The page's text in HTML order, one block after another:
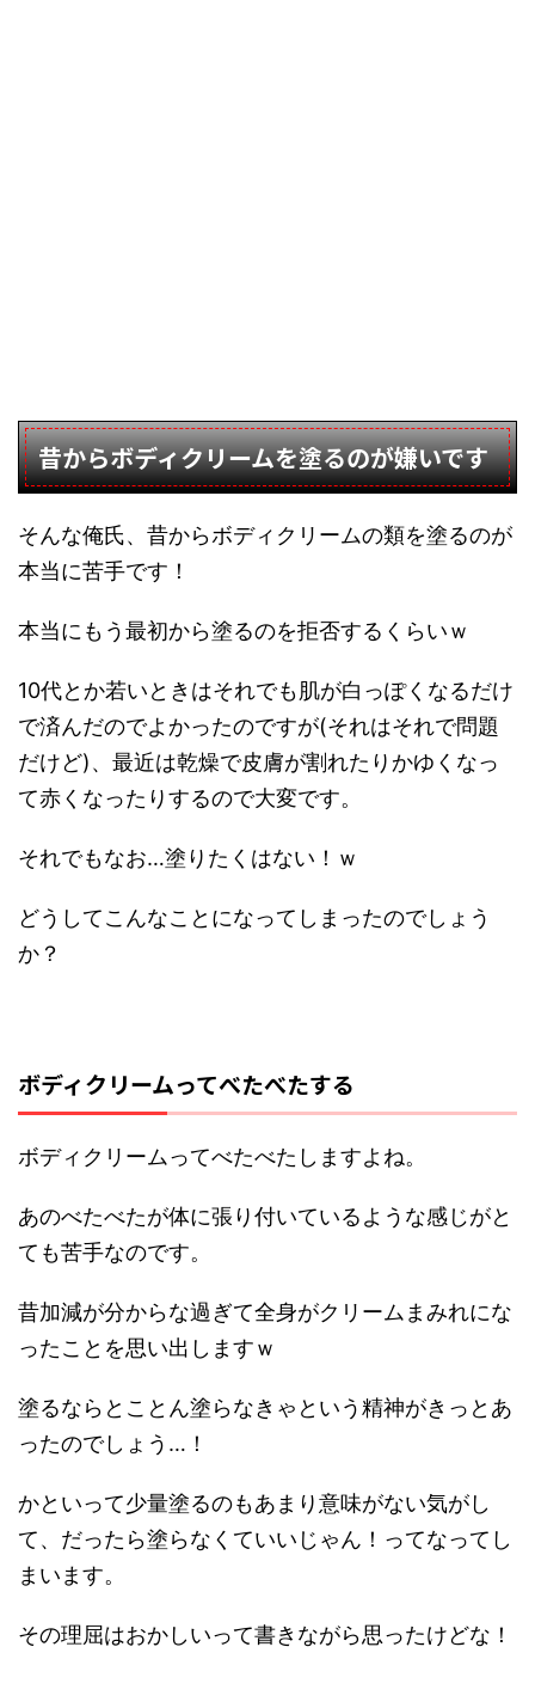
昔からボディクリームを塗るのが嫌いです
そんな俺氏、昔からボディクリームの類を塗るのが
本当に苦手です！
本当にもう最初から塗るのを拒否するくらいｗ
10代とか若いときはそれでも肌が白っぽくなるだけ
で済んだのでよかったのですが(それはそれで問題
だけど)、最近は乾燥で皮膚が割れたりかゆくなっ
て赤くなったりするので大変です。
それでもなお…塗りたくはない！ｗ
どうしてこんなことになってしまったのでしょう
か？
ボディクリームってべたべたする
ボディクリームってべたべたしますよね。
あのべたべたが体に張り付いているような感じがと
ても苦手なのです。
昔加減が分からな過ぎて全身がクリームまみれにな
ったことを思い出しますｗ
塗るならとことん塗らなきゃという精神がきっとあ
ったのでしょう…！
かといって少量塗るのもあまり意味がない気がし
て、だったら塗らなくていいじゃん！ってなってし
まいます。
その理屈はおかしいって書きながら思ったけどな！